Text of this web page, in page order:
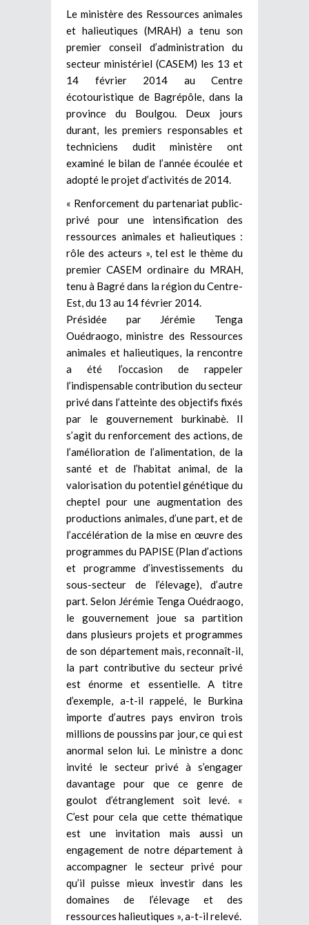
Le ministère des Ressources animales
et halieutiques (MRAH) a tenu son
premier conseil d’administration du
secteur ministériel (CASEM) les 13 et
14 février 2014 au Centre
écotouristique de Bagrépôle, dans la
province du Boulgou. Deux jours
durant, les premiers responsables et
techniciens dudit ministère ont
examiné le bilan de l’année écoulée et
adopté le projet d’activités de 2014.
« Renforcement du partenariat public-
privé pour une intensification des
ressources animales et halieutiques :
rôle des acteurs », tel est le thème du
premier CASEM ordinaire du MRAH,
tenu à Bagré dans la région du Centre-
Est, du 13 au 14 février 2014.
Présidée par Jérémie Tenga
Ouédraogo, ministre des Ressources
animales et halieutiques, la rencontre
a été l’occasion de rappeler
l’indispensable contribution du secteur
privé dans l’atteinte des objectifs fixés
par le gouvernement burkinabè. Il
s’agit du renforcement des actions, de
l’amélioration de l’alimentation, de la
santé et de l’habitat animal, de la
valorisation du potentiel génétique du
cheptel pour une augmentation des
productions animales, d’une part, et de
l’accélération de la mise en œuvre des
programmes du PAPISE (Plan d’actions
et programme d’investissements du
sous-secteur de l’élevage), d’autre
part. Selon Jérémie Tenga Ouédraogo,
le gouvernement joue sa partition
dans plusieurs projets et programmes
de son département mais, reconnaît-il,
la part contributive du secteur privé
est énorme et essentielle. A titre
d’exemple, a-t-il rappelé, le Burkina
importe d’autres pays environ trois
millions de poussins par jour, ce qui est
anormal selon lui. Le ministre a donc
invité le secteur privé à s’engager
davantage pour que ce genre de
goulot d’étranglement soit levé. «
C’est pour cela que cette thématique
est une invitation mais aussi un
engagement de notre département à
accompagner le secteur privé pour
qu’il puisse mieux investir dans les
domaines de l’élevage et des
ressources halieutiques », a-t-il relevé.